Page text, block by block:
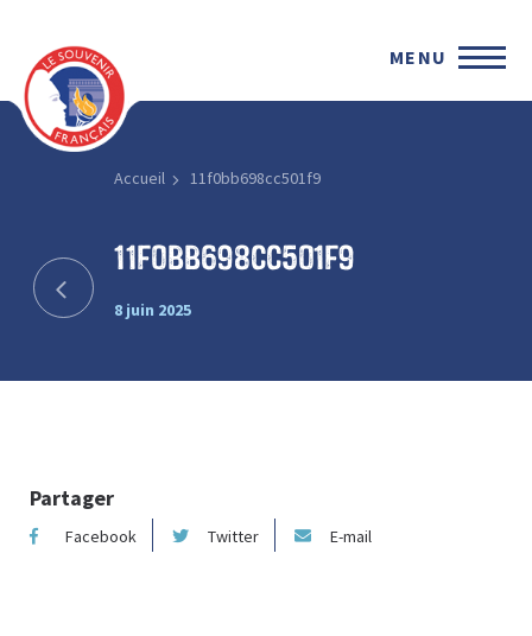
MENU
Accueil 11f0bb698cc501f9
11f0bb698cc501f9
8 juin 2025
Partager
Facebook Twitter E-mail